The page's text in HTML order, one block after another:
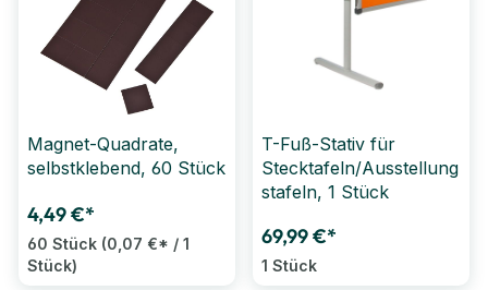
Magnet-Quadrate,
selbstklebend, 60 Stück
4,49 €*
60 Stück (0,07 €* / 1
Stück)
T-Fuß-Stativ für
Stecktafeln/Ausstellung
stafeln, 1 Stück
69,99 €*
1 Stück